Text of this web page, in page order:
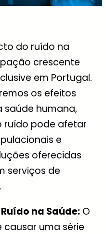
do ruído na
crescente
em Portugal.
os efeitos
saúde humana,
ruído pode afetar
e
oferecidas
serviços de
na Saúde: O
causar uma série